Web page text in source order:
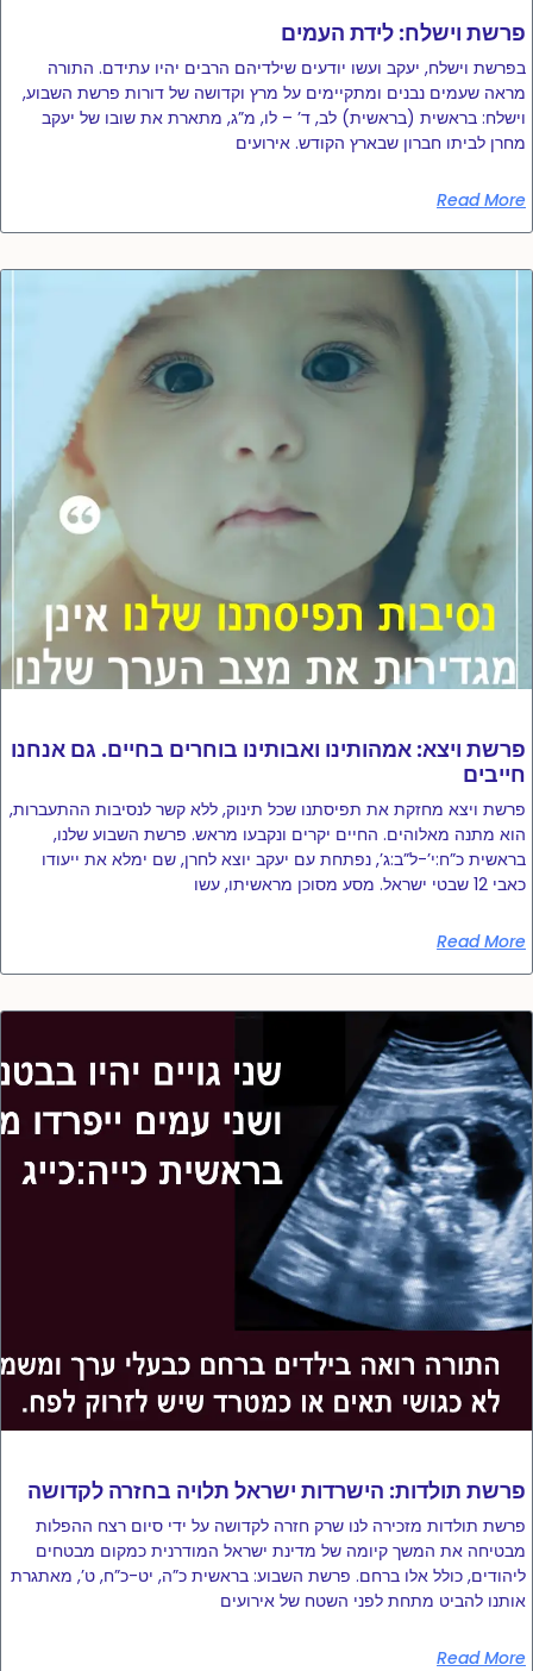
פרשת וישלח: לידת העמים
בפרשת וישלח, יעקב ועשו יודעים שילדיהם הרבים יהיו עתידם. התורה
מראה שעמים נבנים ומתקיימים על מרץ וקדושה של דורות פרשת השבוע,
וישלח: בראשית (בראשית) לב, ד’ – לו, מ”ג, מתארת ​​את שובו של יעקב
מחרן לביתו חברון שבארץ הקודש. אירועים
Read More
פרשת ויצא: אמהותינו ואבותינו בוחרים בחיים. גם אנחנו
חייבים
פרשת ויצא מחזקת את תפיסתנו שכל תינוק, ללא קשר לנסיבות ההתעברות,
הוא מתנה מאלוהים. החיים יקרים ונקבעו מראש. פרשת השבוע שלנו,
בראשית כ”ח:י’-ל”ב:ג’, נפתחת עם יעקב יוצא לחרן, שם ימלא את ייעודו
כאבי 12 שבטי ישראל. מסע מסוכן מראשיתו, עשו
Read More
פרשת תולדות: הישרדות ישראל תלויה בחזרה לקדושה
פרשת תולדות מזכירה לנו שרק חזרה לקדושה על ידי סיום רצח ההפלות
מבטיחה את המשך קיומה של מדינת ישראל המודרנית כמקום מבטחים
ליהודים, כולל אלו ברחם. פרשת השבוע: בראשית כ”ה, יט-כ”ח, ט’, מאתגרת
אותנו להביט מתחת לפני השטח של אירועים
Read More